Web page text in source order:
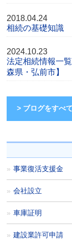
2018.04.24
相続の基礎知識
2024.10.23
法定相続情報一
森県・弘前市】
> ブログをすべ
事業復活支援金
会社設立
車庫証明
建設業許可申請